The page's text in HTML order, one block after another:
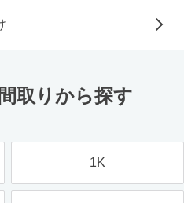
取りから探す
1K